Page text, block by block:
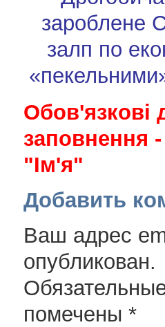
зароблене
залп по
Обов'язкові
заповнення
"Ім'я"
Добавить
Ваш адрес
опубликован.
помечены *